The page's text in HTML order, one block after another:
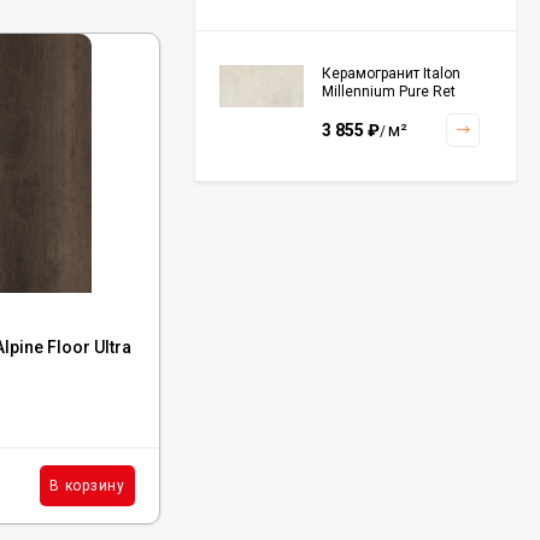
Floor Ultra
В корзину
Керамогранит Italon
Millennium Pure Ret
3 855 ₽/м²